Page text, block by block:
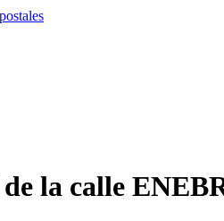
la calle